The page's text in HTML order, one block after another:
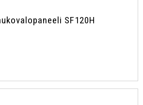
SF120H